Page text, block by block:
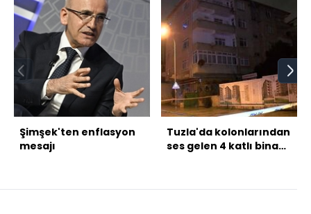
Şimşek'ten enflasyon
mesajı
Tuzla'da kolonlarından
ses gelen 4 katlı bina